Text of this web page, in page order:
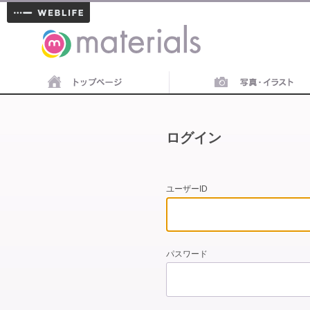
materials
ログイン
ユーザーID
パスワード